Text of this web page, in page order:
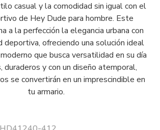
casual y la comodidad sin igual con el
de Hey Dude para hombre. Este
a la perfección la elegancia urbana con
deportiva, ofreciendo una solución ideal
que busca versatilidad en su día
duraderos y con un diseño atemporal,
se convertirán en un imprescindible en
tu armario.